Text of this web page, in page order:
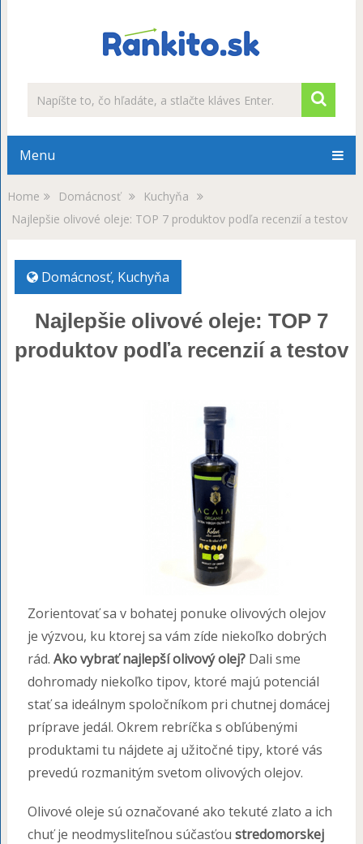
Menu
Home Domácnosť
Kuchyňa
Najlepšie olivové oleje: TOP 7 produktov podľa recenzií a testov
Domácnosť, Kuchyňa
Najlepšie olivové oleje: TOP 7
produktov podľa recenzií a testov
Zorientovať sa v bohatej ponuke olivových olejov
je výzvou, ku ktorej sa vám zíde niekoľko dobrých
rád. Ako vybrať najlepší olivový olej?Dali sme
dohromady niekoľko tipov, ktoré majú potenciál
stať sa ideálnym spoločníkom pri chutnej domácej
príprave jedál. Okrem rebríčka s obľúbenými
produktami tu nájdete aj užitočné tipy, ktoré vás
prevedú rozmanitým svetom olivových olejov.
Olivové oleje sú označované ako tekuté zlato a ich
chuť je neodmysliteľnou súčasťou stredomorskej